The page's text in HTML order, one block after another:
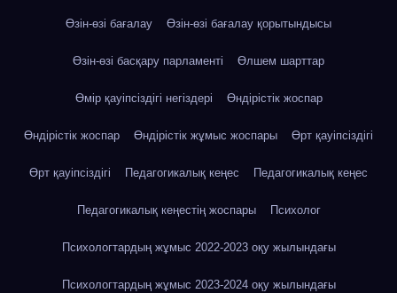
Өзін-өзі бағалау Өзін-өзі бағалау қорытындысы
Өзін-өзі басқару парламенті Өлшем шарттар
Өмір қауіпсіздігі негіздері Өндірістік жоспар
Өндірістік жоспар Өндірістік жұмыс жоспары Өрт қауіпсіздігі
Өрт қауіпсіздігі Педагогикалық кеңес Педагогикалық кеңес
Педагогикалық кеңестің жоспары Психолог
Психологтардың жұмыс 2022-2023 оқу жылындағы
Психологтардың жұмыс 2023-2024 оқу жылындағы